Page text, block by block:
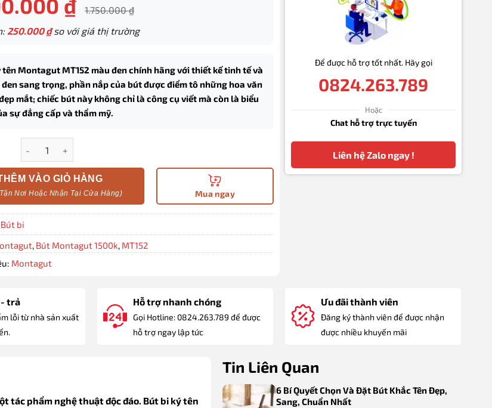
₫ 1.750.000₫
250.000₫so với giá thị trường
tên Montagut MT152 màu đen chính hãng với thiết kế tinh tế và
đen sang trọng, phần nắp của bút được điểm tô những hoa văn
mắt; chiếc bút này không chỉ là công cụ viết mà còn là biểu
sự đẳng cấp và thẩm mỹ.
VÀO GIỎ HÀNG
Mua ngay
Bút bi
, Bút Montagut 1500k, MT152
Montagut
Để được hỗ trợ tốt nhất. Hãy gọi
0824.263.789
Hoặc
Chat hỗ trợ trực tuyến
Liên hệ Zalo ngay !
- trả
lỗi từ nhà sản xuất
Hỗ trợ nhanh chóng
Gọi Hotline: 0824.263.789 để được
hỗ trợ ngay lập tức
Ưu đãi thành viên
Đăng ký thành viên để được nhận
được nhiều khuyến mãi
tác phẩm nghệ thuật độc đáo. Bút bi ký tên
Tin Liên Quan
6 Bí Quyết Chọn Và Đặt Bút Khắc Tên Đẹp,
Sang, Chuẩn Nhất